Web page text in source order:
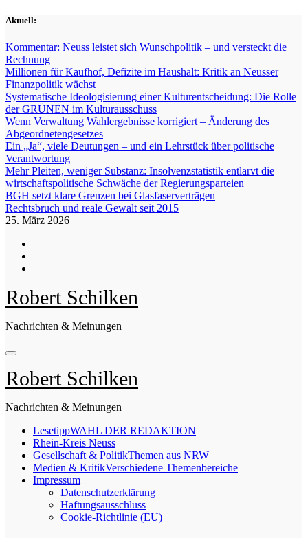
Zum
springen
Aktuell:
Kommentar: Neuss leistet sich Wunschpolitik – und versteckt die
Rechnung
Millionen für Kaufhof, Defizite im Haushalt: Kritik an Neusser
Finanzpolitik wächst
Systematische Ideologisierung einer Kulturentscheidung: Die Rolle
der GRÜNEN im Kulturausschuss
Wenn Verwaltung Wahlergebnisse korrigiert – Änderung des
Abgeordnetengesetzes
Ein „Ja“, viele Deutungen – und ein Lehrstück über politische
Verantwortung
Mehr Pleiten, weniger Substanz: Insolvenzstatistik entlarvt die
wirtschaftspolitische Schwäche der Regierungsparteien
BGH setzt klare Grenzen bei Glasfaserverträgen
Rechtsbruch und reale Gewalt seit 2015
25. März 2026
Robert Schilken
Nachrichten & Meinungen
Robert Schilken
Nachrichten & Meinungen
LesetippWAHL DER REDAKTION
Rhein-Kreis Neuss
Gesellschaft & PolitikThemen aus NRW
Medien & KritikVerschiedene Themenbereiche
Impressum
Datenschutzerklärung
Haftungsausschluss
Cookie-Richtlinie (EU)